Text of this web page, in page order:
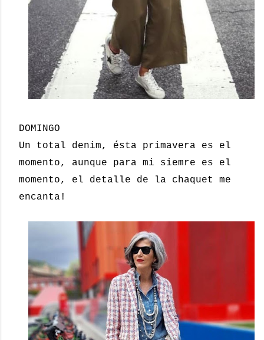
DOMINGO
Un total denim, ésta primavera es el
momento, aunque para mi siemre es el
momento, el detalle de la chaquet me
encanta!